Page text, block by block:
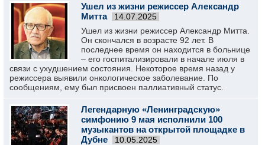
Ушел из жизни режиссер Александр
Митта
14.07.2025
Ушел из жизни режиссер Александр Митта.
Он скончался в возрасте 92 лет. В
последнее время он находится в больнице
– его госпитализировали в начале июля в
связи с ухудшением состояния. Некоторое время назад у
режиссера выявили онкологическое заболевание. По
сообщениям, ему был присвоен паллиативный статус.
Легендарную «Ленинградскую»
симфонию 9 мая исполнили 100
музыкантов на открытой площадке в
Дубне
10.05.2025